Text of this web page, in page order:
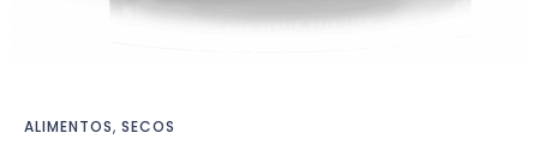
ALIMENTOS, SECOS